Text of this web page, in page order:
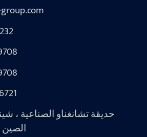
حديقة تشانغناو الصناعية ،
الصين